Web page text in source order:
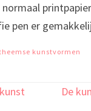
pen er
kunstvormen
De